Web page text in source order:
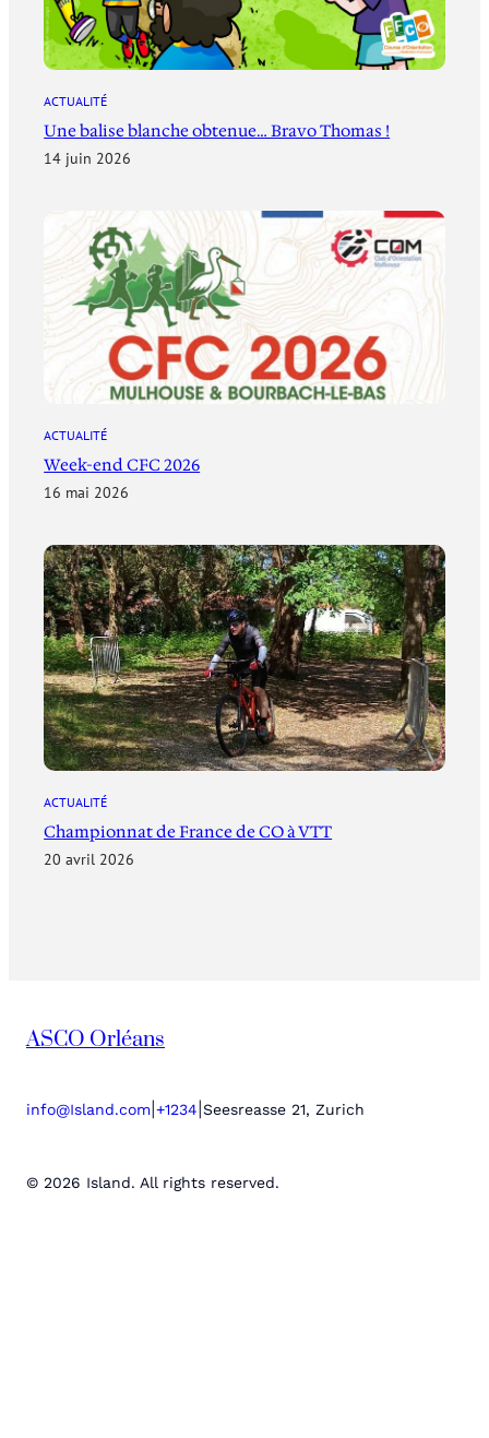
ACTUALITÉ
Une balise blanche obtenue… Bravo Thomas !
14 juin 2026
ACTUALITÉ
Week-end CFC 2026
16 mai 2026
ACTUALITÉ
Championnat de France de CO à VTT
20 avril 2026
ASCO Orléans
info@Island.com +1234 Seesreasse 21, Zurich
© 2026 Island. All rights reserved.